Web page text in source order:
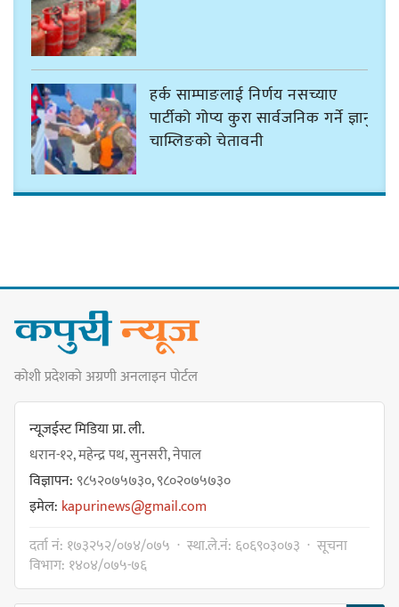
हर्क साम्पाङलाई निर्णय नसच्याए
पार्टीको गोप्य कुरा सार्वजनिक गर्ने ज्ञानु
चाम्लिङको चेतावनी
नयाँ सेउती पूल नजिक दुर्घटनाको
जोखिमको ट्राफिक सचेतना गराउँदै
सिलाम साक्मा
किराँती खम्बुका सन्तानहरू :
स्वपहिचानविहीन राई बन्ने कि
स्वपहिचानसहित 'राउटे !'
कोशी प्रदेशको अग्रणी अनलाइन पोर्टल
न्यूजईस्ट मिडिया प्रा. ली.
धरान-१२, महेन्द्र पथ, सुनसरी, नेपाल
विज्ञापन:९८५२०७५७३०, ९८०२०७५७३०
इमेल: kapurinews@gmail.com
दर्ता नं: १७३२५२/०७४/०७५ · स्था.ले.नं: ६०६९०३०७३ · सूचना
विभाग: १४०४/०७५-७६